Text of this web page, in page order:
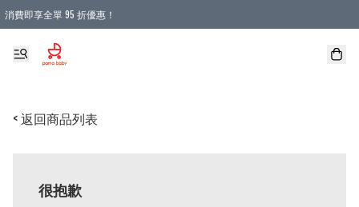
消費即享全單 95 折優惠！
購物滿 HKD 900.00即享免運費優惠！（適用於 本地送貨、本地取貨 )
< 返回商品列表
很抱歉